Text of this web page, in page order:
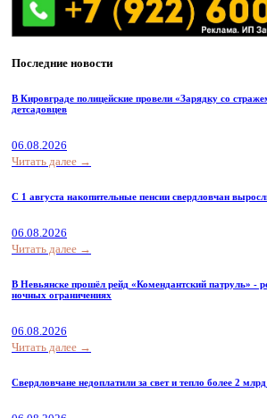
Последние новости
В Кировграде полицейские провели «Зарядку со
детсадовцев
06.08.2026
Читать далее →
С 1 августа накопительные пенсии свердловчан
06.08.2026
Читать далее →
В Невьянске прошёл рейд «Комендантский патруль» -
ночных ограничениях
06.08.2026
Читать далее →
Свердловчане недоплатили за свет и тепло более 2